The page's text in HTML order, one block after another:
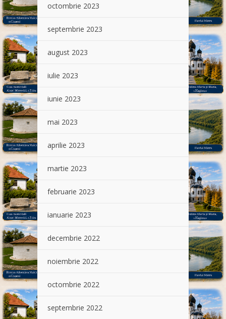
octombrie 2023
septembrie 2023
august 2023
iulie 2023
iunie 2023
mai 2023
aprilie 2023
martie 2023
februarie 2023
ianuarie 2023
decembrie 2022
noiembrie 2022
octombrie 2022
septembrie 2022